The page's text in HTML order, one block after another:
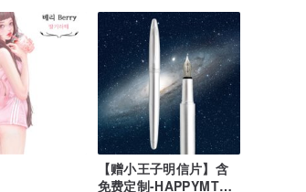
【赠小王子明信片】含
免费定制-HAPPYMT开